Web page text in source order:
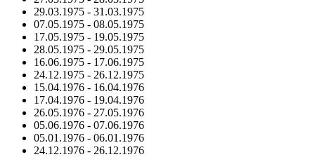
29.03.1975 - 31.03.1975
07.05.1975 - 08.05.1975
17.05.1975 - 19.05.1975
28.05.1975 - 29.05.1975
16.06.1975 - 17.06.1975
24.12.1975 - 26.12.1975
15.04.1976 - 16.04.1976
17.04.1976 - 19.04.1976
26.05.1976 - 27.05.1976
05.06.1976 - 07.06.1976
05.01.1976 - 06.01.1976
24.12.1976 - 26.12.1976